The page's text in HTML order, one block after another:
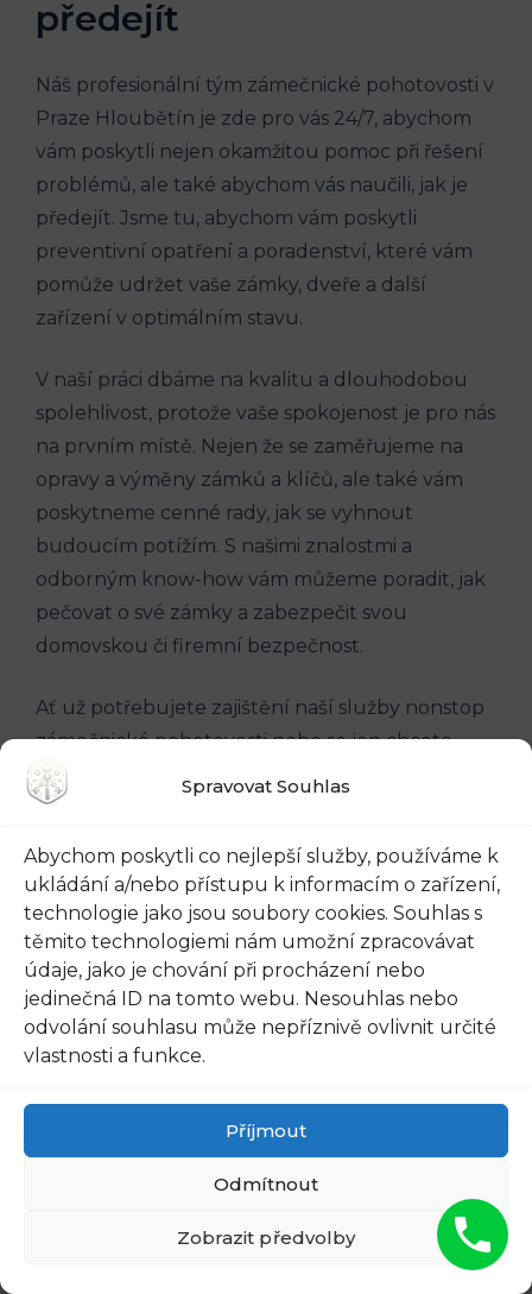
Spravovat Souhlas
Abychom poskytli co nejlepší služby, používáme k
ukládání a/nebo přístupu k informacím o zařízení,
technologie jako jsou soubory cookies. Souhlas s
těmito technologiemi nám umožní zpracovávat
údaje, jako je chování při procházení nebo
jedinečná ID na tomto webu. Nesouhlas nebo
odvolání souhlasu může nepříznivě ovlivnit určité
vlastnosti a funkce.
Příjmout
Odmítnout
Zobrazit předvolby
předejít
Náš profesionální tým zámečnické pohotovosti v
Praze Hloubětín je zde pro vás 24/7, abychom
vám poskytli nejen okamžitou pomoc při řešení
problémů, ale také abychom vás naučili, jak je
předejít. Jsme tu, abychom vám poskytli
preventivní opatření a poradenství, které vám
pomůže udržet vaše zámky, dveře a další
zařízení v optimálním stavu.
V naší práci dbáme na kvalitu a dlouhodobou
spolehlivost, protože vaše spokojenost je pro nás
na prvním místě. Nejen že se zaměřujeme na
opravy a výměny zámků a klíčů, ale také vám
poskytneme cenné rady, jak se vyhnout
budoucím potížím. S našimi znalostmi a
odborným know-how vám můžeme poradit, jak
pečovat o své zámky a zabezpečit svou
domovskou či firemní bezpečnost.
Ať už potřebujete zajištění naší služby nonstop
zámečnické pohotovosti nebo se jen chcete
poradit s prevencí před hrozbami jako jsou
vloupání a krádeže, naše profesionální
Kontaktujte nás na telefonním čísle 721 135 007
a my vám rádi poskytneme veškeré potřebné
informace a odpovědi na vaše otázky. S naším
týmem se nemusíte bát budoucích problémů
se zámky, protože jsme tu, abychom vám
pomohli předejít nepříjemnostem a zajistili vaši
náš článek o neustále dostupné zámečnické
pohotovosti v Praze Hloubětíně. Doufáme, že
vám přinesl užitečné informace a pomohl vám